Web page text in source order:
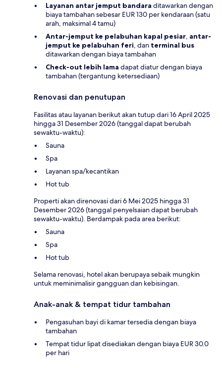
Layanan antar jemput bandara ditawarkan dengan
biaya tambahan sebesar EUR 130 per kendaraan (satu
arah, maksimal 4 tamu)
Antar-jemput ke pelabuhan kapal pesiar, antar-
jemput ke pelabuhan feri, dan terminal bus
ditawarkan dengan biaya tambahan
Check-out lebih lama dapat diatur dengan biaya
tambahan (tergantung ketersediaan)
Renovasi dan penutupan
Fasilitas atau layanan berikut akan tutup dari 16 April 2025
hingga 31 Desember 2026 (tanggal dapat berubah
sewaktu-waktu):
Sauna
Spa
Layanan spa/kecantikan
Hot tub
Properti akan direnovasi dari 6 Mei 2025 hingga 31
Desember 2026 (tanggal penyelsaian dapat berubah
sewaktu-waktu). Berdampak pada area berikut:
Sauna
Spa
Hot tub
Selama renovasi, hotel akan berupaya sebaik mungkin
untuk meminimalisir gangguan dan kebisingan.
Anak-anak & tempat tidur tambahan
Pengasuhan bayi di kamar tersedia dengan biaya
tambahan
Tempat tidur lipat disediakan dengan biaya EUR 30.0
per hari